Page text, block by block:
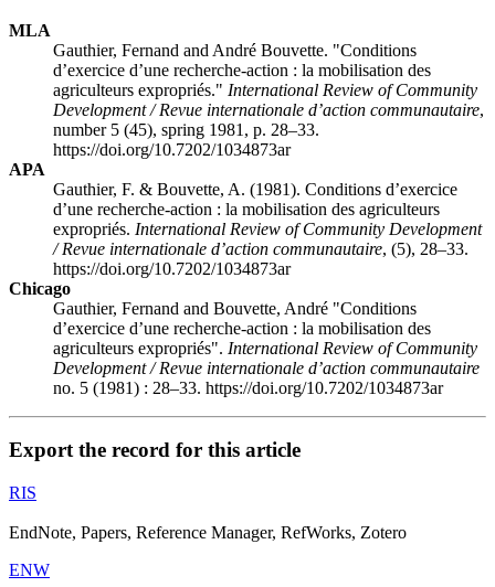
MLA
Gauthier, Fernand and André Bouvette. "Conditions
d’exercice d’une recherche-action : la mobilisation des
agriculteurs expropriés." International Review of Community
Development / Revue internationale d’action communautaire,
number 5 (45), spring 1981, p. 28–33.
https://doi.org/10.7202/1034873ar
APA
Gauthier, F. & Bouvette, A. (1981). Conditions d’exercice
d’une recherche-action : la mobilisation des agriculteurs
expropriés. International Review of Community Development
/ Revue internationale d’action communautaire, (5), 28–33.
https://doi.org/10.7202/1034873ar
Chicago
Gauthier, Fernand and Bouvette, André "Conditions
d’exercice d’une recherche-action : la mobilisation des
agriculteurs expropriés". International Review of Community
Development / Revue internationale d’action communautaire
no. 5 (1981) : 28–33. https://doi.org/10.7202/1034873ar
Export the record for this article
RIS
EndNote, Papers, Reference Manager, RefWorks, Zotero
ENW